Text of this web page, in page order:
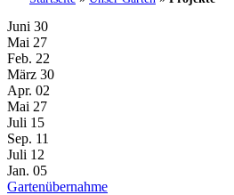
Juni 30
Mai 27
Feb. 22
März 30
Apr. 02
Mai 27
Juli 15
Sep. 11
Juli 12
Jan. 05
Gartenübernahme